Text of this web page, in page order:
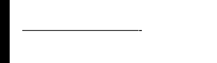
——————————-